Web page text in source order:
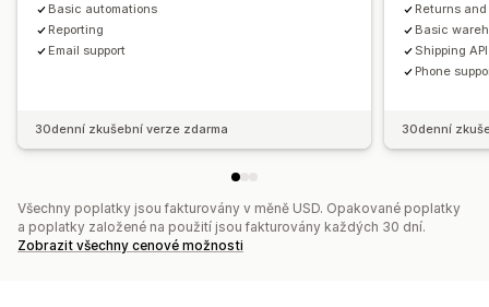
Basic automations
Reporting
Email support
30denní zkušební verze zdarma
Returns
Basic
Shipping API
Phone
30denní
Všechny poplatky jsou fakturovány v měně USD. Opakované poplatky
a poplatky založené na použití jsou fakturovány každých 30 dní.
Zobrazit všechny cenové možnosti